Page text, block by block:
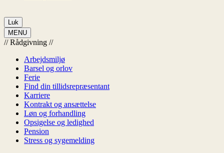
Luk
MENU
// Rådgivning //
Arbejdsmiljø
Barsel og orlov
Ferie
Find din tillidsrepræsentant
Karriere
Kontrakt og ansættelse
Løn og forhandling
Opsigelse og ledighed
Pension
Stress og sygemelding